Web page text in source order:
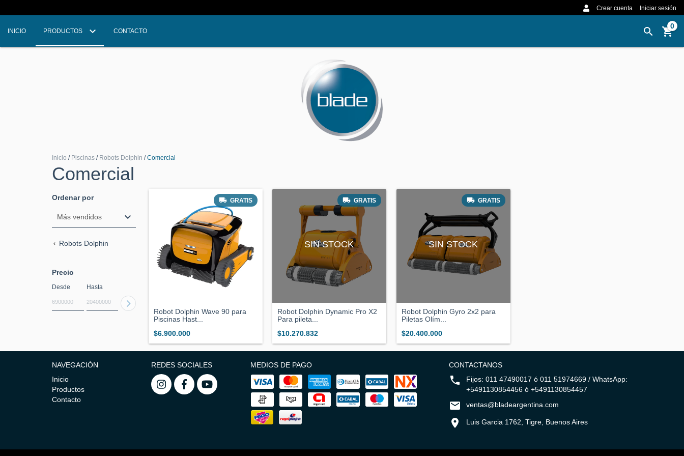
Crear cuenta Iniciar sesión
INICIO PRODUCTOS CONTACTO
0
Inicio / Piscinas / Robots Dolphin / Comercial
Comercial
Ordenar por
Robots Dolphin
Precio
Desde Hasta
GRATIS
Robot Dolphin Wave 90 para
Piscinas Hast...
$6.900.000
SIN STOCK
GRATIS
Robot Dolphin Dynamic Pro X2
Para pileta...
$10.270.832
SIN STOCK
GRATIS
Robot Dolphin Gyro 2x2 para
Piletas Olím...
$20.400.000
NAVEGACIÓN
Inicio
Productos
Contacto
REDES SOCIALES MEDIOS DE PAGO
CONTACTANOS
Fijos: 011 47490017 ó 011 51974669 / WhatsApp:
+5491130854456 ó +5491130854457
ventas@bladeargentina.com
Luis Garcia 1762, Tigre, Buenos Aires